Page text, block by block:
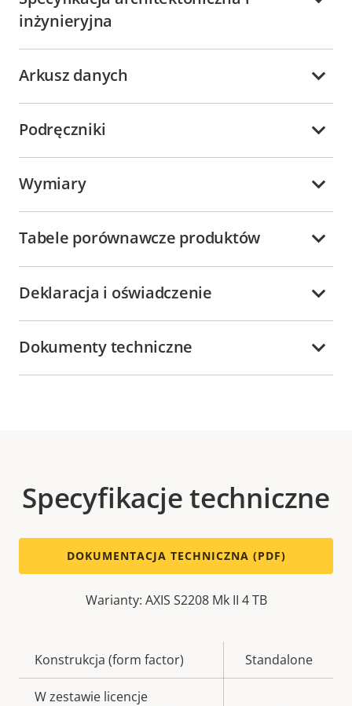
inżynieryjna
Arkusz danych
Podręczniki
Wymiary
Tabele porównawcze produktów
Deklaracja i oświadczenie
Dokumenty techniczne
Specyfikacje techniczne
DOKUMENTACJA TECHNICZNA (PDF)
Warianty: AXIS S2208 Mk II 4 TB
Opis
nieruchomości
Wartość
nieruchomości
Konstrukcja (form factor) Standalone
W zestawie licencje